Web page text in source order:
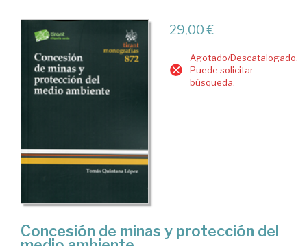
29,00 €
Agotado/Descatalogado.
Puede solicitar
búsqueda.
Concesión de minas y protección del